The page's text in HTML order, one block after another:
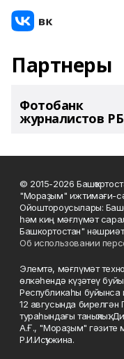
Партнеры
Фотобанк
журналистов РБ
© 2015-2026
"Мораҙым" ижтимағи-
Ойоштороусылары:
һәм киң мәғлүмәт
Башкортостан"
Об использовании
Элемтә, мәғлүмәт
өлкәһендә күҙәтеү
Республикаһы буйынса
12 авгусында
тураһындағы
А.Ғ., "Мораҙым" гәзите
Р.И.Исҡужина.